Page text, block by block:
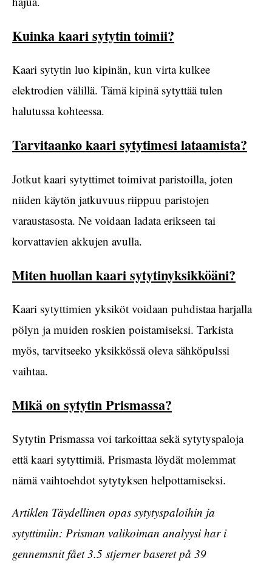
Kuinka kaari sytytin toimii?
Kaari sytytin luo kipinän, kun virta kulkee
elektrodien välillä. Tämä kipinä sytyttää tulen
halutussa kohteessa.
Tarvitaanko kaari sytytimesi lataamista?
Jotkut kaari sytyttimet toimivat paristoilla, joten
niiden käytön jatkuvuus riippuu paristojen
varaustasosta. Ne voidaan ladata erikseen tai
korvattavien akkujen avulla.
Miten huollan kaari sytytinyksikköäni?
Kaari sytyttimien yksiköt voidaan puhdistaa harjalla
pölyn ja muiden roskien poistamiseksi. Tarkista
myös, tarvitseeko yksikkössä oleva sähköpulssi
vaihtaa.
Mikä on sytytin Prismassa?
Sytytin Prismassa voi tarkoittaa sekä sytytyspaloja
että kaari sytyttimiä. Prismasta löydät molemmat
nämä vaihtoehdot sytytyksen helpottamiseksi.
Artiklen Täydellinen opas sytytyspaloihin ja
sytyttimiin: Prisman valikoiman analyysi har i
gennemsnit fået3.5 stjerner baseret på 39